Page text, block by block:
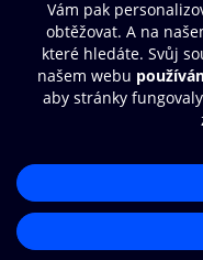
Další zábava
© O2 Czech Republic a.s.
Přístupnost
Zásady zpracování